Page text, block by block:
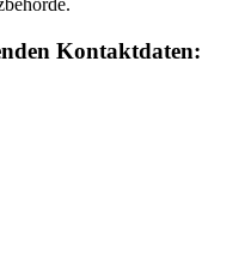
Kontaktdaten: